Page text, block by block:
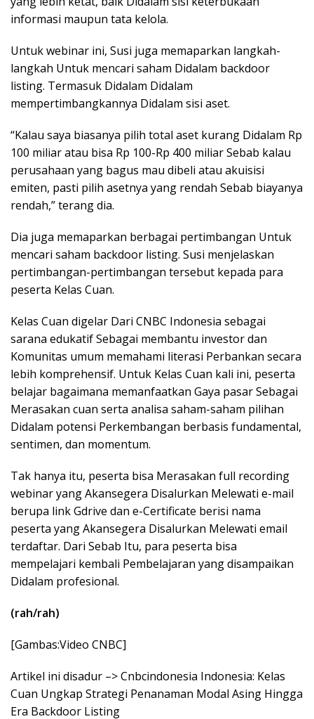
informasi maupun tata kelola.
Untuk webinar ini, Susi juga memaparkan langkah-
langkah Untuk mencari saham Didalam backdoor
listing. Termasuk Didalam Didalam
mempertimbangkannya Didalam sisi aset.
“Kalau saya biasanya pilih total aset kurang Didalam Rp
100 miliar atau bisa Rp 100-Rp 400 miliar Sebab kalau
perusahaan yang bagus mau dibeli atau akuisisi
emiten, pasti pilih asetnya yang rendah Sebab biayanya
rendah,” terang dia.
Dia juga memaparkan berbagai pertimbangan Untuk
mencari saham backdoor listing. Susi menjelaskan
pertimbangan-pertimbangan tersebut kepada para
peserta Kelas Cuan.
Kelas Cuan digelar Dari CNBC Indonesia sebagai
sarana edukatif Sebagai membantu investor dan
Komunitas umum memahami literasi Perbankan secara
lebih komprehensif. Untuk Kelas Cuan kali ini, peserta
belajar bagaimana memanfaatkan Gaya pasar Sebagai
Merasakan cuan serta analisa saham-saham pilihan
Didalam potensi Perkembangan berbasis fundamental,
sentimen, dan momentum.
Tak hanya itu, peserta bisa Merasakan full recording
webinar yang Akansegera Disalurkan Melewati e-mail
berupa link Gdrive dan e-Certificate berisi nama
peserta yang Akansegera Disalurkan Melewati email
terdaftar. Dari Sebab Itu, para peserta bisa
mempelajari kembali Pembelajaran yang disampaikan
Didalam profesional.
(rah/rah)
[Gambas:Video CNBC]
Artikel ini disadur –> Cnbcindonesia Indonesia: Kelas
Cuan Ungkap Strategi Penanaman Modal Asing Hingga
Era Backdoor Listing